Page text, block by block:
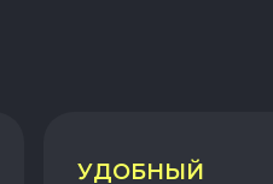
УДОБНЫЙ